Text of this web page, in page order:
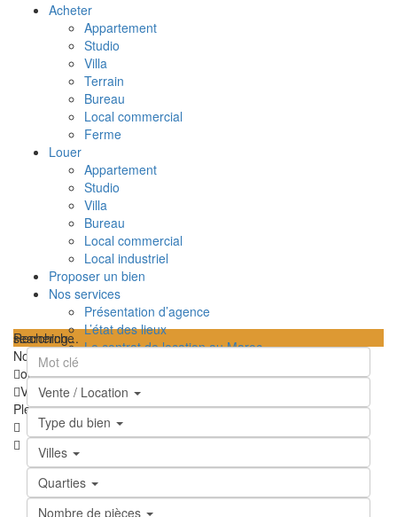
Acheter
Appartement
Studio
Villa
Terrain
Bureau
Local commercial
Ferme
Louer
Appartement
Studio
Villa
Bureau
Local commercial
Local industriel
Proposer un bien
Nos services
Présentation d’agence
L’état des lieux
Le contrat de location au Maroc
Les frais de notaire au Maroc
Contactez-nous
searching...
Nous n'avons trouvé aucun résultat
ouvrir la carte
Vue Feuille de route Satellite
Plein écran Prev Prochain
Recherche
Vente / Location
Type du bien
Villes
Quarties
Nombre de pièces